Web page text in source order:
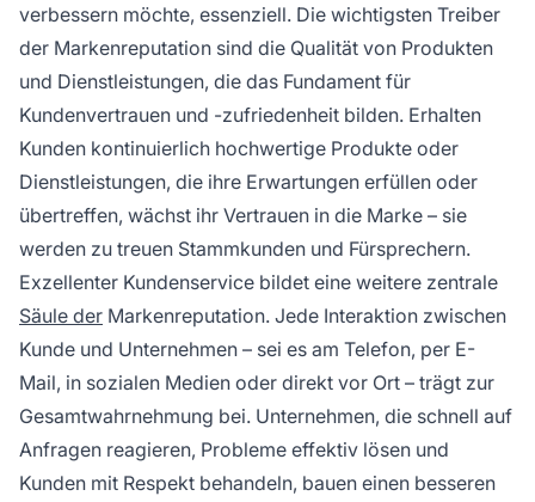
verbessern möchte, essenziell. Die wichtigsten Treiber
der Markenreputation sind die Qualität von Produkten
und Dienstleistungen, die das Fundament für
Kundenvertrauen und -zufriedenheit bilden. Erhalten
Kunden kontinuierlich hochwertige Produkte oder
Dienstleistungen, die ihre Erwartungen erfüllen oder
übertreffen, wächst ihr Vertrauen in die Marke – sie
werden zu treuen Stammkunden und Fürsprechern.
Exzellenter Kundenservice bildet eine weitere zentrale
Säule der Markenreputation. Jede Interaktion zwischen
Kunde und Unternehmen – sei es am Telefon, per E-
Mail, in sozialen Medien oder direkt vor Ort – trägt zur
Gesamtwahrnehmung bei. Unternehmen, die schnell auf
Anfragen reagieren, Probleme effektiv lösen und
Kunden mit Respekt behandeln, bauen einen besseren